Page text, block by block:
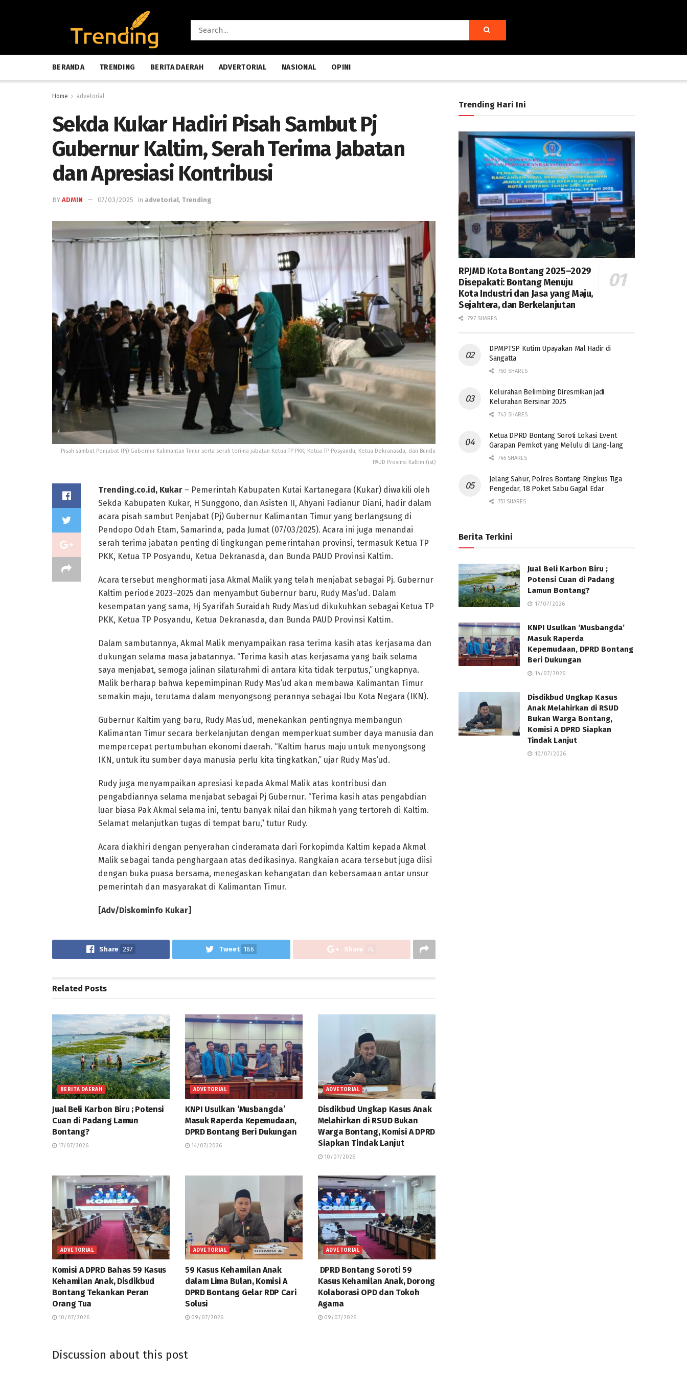
BERANDA TRENDING BERITA DAERAH ADVERTORIAL NASIONAL OPINI
Home advetorial
Sekda Kukar Hadiri Pisah Sambut Pj
Gubernur Kaltim, Serah Terima Jabatan
dan Apresiasi Kontribusi
BY ADMIN 07/03/2025 in advetorial, Trending
Pisah sambut Penjabat (Pj) Gubernur Kalimantan Timur serta serah terima jabatan Ketua TP PKK, Ketua TP Posyandu, Ketua Dekranasda, dan Bunda
PAUD Provinsi Kaltim.(ist)
Trending.co.id, Kukar – Pemerintah Kabupaten Kutai Kartanegara (Kukar) diwakili oleh
Sekda Kabupaten Kukar, H Sunggono, dan Asisten II, Ahyani Fadianur Diani, hadir dalam
acara pisah sambut Penjabat (Pj) Gubernur Kalimantan Timur yang berlangsung di
Pendopo Odah Etam, Samarinda, pada Jumat (07/03/2025). Acara ini juga menandai
serah terima jabatan penting di lingkungan pemerintahan provinsi, termasuk Ketua TP
PKK, Ketua TP Posyandu, Ketua Dekranasda, dan Bunda PAUD Provinsi Kaltim.
Acara tersebut menghormati jasa Akmal Malik yang telah menjabat sebagai Pj. Gubernur
Kaltim periode 2023–2025 dan menyambut Gubernur baru, Rudy Mas’ud. Dalam
kesempatan yang sama, Hj Syarifah Suraidah Rudy Mas’ud dikukuhkan sebagai Ketua TP
PKK, Ketua TP Posyandu, Ketua Dekranasda, dan Bunda PAUD Provinsi Kaltim.
Dalam sambutannya, Akmal Malik menyampaikan rasa terima kasih atas kerjasama dan
dukungan selama masa jabatannya. “Terima kasih atas kerjasama yang baik selama
saya menjabat, semoga jalinan silaturahmi di antara kita tidak terputus,” ungkapnya.
Malik berharap bahwa kepemimpinan Rudy Mas’ud akan membawa Kalimantan Timur
semakin maju, terutama dalam menyongsong perannya sebagai Ibu Kota Negara (IKN).
Gubernur Kaltim yang baru, Rudy Mas’ud, menekankan pentingnya membangun
Kalimantan Timur secara berkelanjutan dengan memperkuat sumber daya manusia dan
mempercepat pertumbuhan ekonomi daerah. “Kaltim harus maju untuk menyongsong
IKN, untuk itu sumber daya manusia perlu kita tingkatkan,” ujar Rudy Mas’ud.
Rudy juga menyampaikan apresiasi kepada Akmal Malik atas kontribusi dan
pengabdiannya selama menjabat sebagai Pj Gubernur. “Terima kasih atas pengabdian
luar biasa Pak Akmal selama ini, tentu banyak nilai dan hikmah yang tertoreh di Kaltim.
Selamat melanjutkan tugas di tempat baru,” tutur Rudy.
Acara diakhiri dengan penyerahan cinderamata dari Forkopimda Kaltim kepada Akmal
Malik sebagai tanda penghargaan atas dedikasinya. Rangkaian acara tersebut juga diisi
dengan buka puasa bersama, menegaskan kehangatan dan kebersamaan antar unsur
pemerintah dan masyarakat di Kalimantan Timur.
[Adv/Diskominfo Kukar]
Share 297 Tweet 186 Share 74
Related Posts
BERITA DAERAH
Jual Beli Karbon Biru ; Potensi
Cuan di Padang Lamun
Bontang?
17/07/2026
ADVETORIAL
KNPI Usulkan ‘Musbangda’
Masuk Raperda Kepemudaan,
DPRD Bontang Beri Dukungan
14/07/2026
ADVETORIAL
Disdikbud Ungkap Kasus Anak
Melahirkan di RSUD Bukan
Warga Bontang, Komisi A DPRD
Siapkan Tindak Lanjut
10/07/2026
ADVETORIAL
Komisi A DPRD Bahas 59 Kasus
Kehamilan Anak, Disdikbud
Bontang Tekankan Peran
Orang Tua
10/07/2026
ADVETORIAL
59 Kasus Kehamilan Anak
dalam Lima Bulan, Komisi A
DPRD Bontang Gelar RDP Cari
Solusi
09/07/2026
ADVETORIAL
DPRD Bontang Soroti 59
Kasus Kehamilan Anak, Dorong
Kolaborasi OPD dan Tokoh
Agama
09/07/2026
Discussion about this post
Trending Hari Ini
RPJMD Kota Bontang 2025–2029
Disepakati: Bontang Menuju
Kota Industri dan Jasa yang Maju,
Sejahtera, dan Berkelanjutan
797 SHARES
DPMPTSP Kutim Upayakan Mal Hadir di
Sangatta
750 SHARES
Kelurahan Belimbing Diresmikan jadi
Kelurahan Bersinar 2025
743 SHARES
Ketua DPRD Bontang Soroti Lokasi Event
Garapan Pemkot yang Melulu di Lang-lang
745 SHARES
Jelang Sahur, Polres Bontang Ringkus Tiga
Pengedar, 18 Poket Sabu Gagal Edar
751 SHARES
Berita Terkini
Jual Beli Karbon Biru ;
Potensi Cuan di Padang
Lamun Bontang?
17/07/2026
KNPI Usulkan ‘Musbangda’
Masuk Raperda
Kepemudaan, DPRD Bontang
Beri Dukungan
14/07/2026
Disdikbud Ungkap Kasus
Anak Melahirkan di RSUD
Bukan Warga Bontang,
Komisi A DPRD Siapkan
Tindak Lanjut
10/07/2026